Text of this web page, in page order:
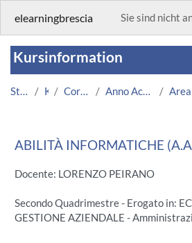
elearningbrescia Sie sind nicht
Kursinformation
Startseite Kurse Corsi Istituzionali Anno Accademico 2025/2026
ABILITÀ INFORMATICHE
Docente: LORENZO PEIRANO
Secondo Quadrimestre - Erogato in:
GESTIONE AZIENDALE -